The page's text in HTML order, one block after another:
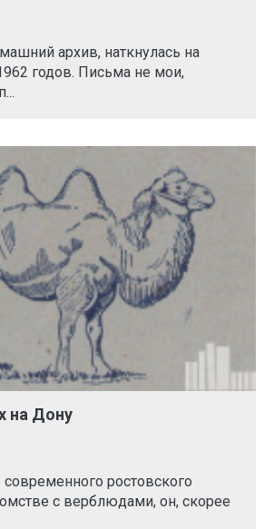
архив, наткнулась на
годов. Письма не мои,
на Дону
современного ростовского
с верблюдами, он, скорее